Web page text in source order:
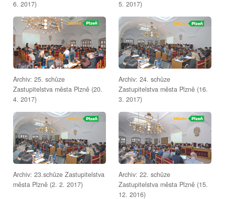
6. 2017)
5. 2017)
Archiv: 25. schůze
Zastupitelstva města Plzně (20.
4. 2017)
Archiv: 24. schůze
Zastupitelstva města Plzně (16.
3. 2017)
Archiv: 23.schůze Zastupitelstva
města Plzně (2. 2. 2017)
Archiv: 22. schůze
Zastupitelstva města Plzně (15.
12. 2016)